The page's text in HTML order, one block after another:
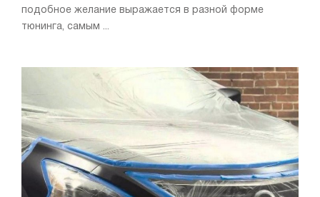
подобное желание выражается в разной форме
тюнинга, самым ...